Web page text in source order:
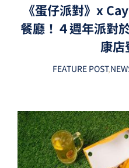
《蛋仔派對》x
餐廳！４週年派對
康店
FEATURE POST,